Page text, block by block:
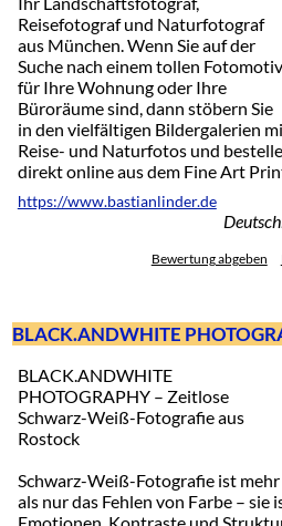
Reisefotograf und Naturfotograf
aus München. Wenn Sie auf der
Suche nach einem tollen Fotomotiv
für Ihre Wohnung oder Ihre
Büroräume sind, dann stöbern Sie
in den vielfältigen Bildergalerien
Reise- und Naturfotos und
direkt online aus dem Fine Art
https://www.bastianlinder.de
Bewertung abgeben
BLACK.ANDWHITE
BLACK.ANDWHITE
PHOTOGRAPHY – Zeitlose
Schwarz-Weiß-Fotografie aus
Rostock
Schwarz-Weiß-Fotografie ist mehr
als nur das Fehlen von Farbe – sie